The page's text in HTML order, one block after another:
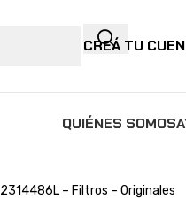
CREÁ TU
QUIÉNES SOMOS
2314486L – Filtros – Originales